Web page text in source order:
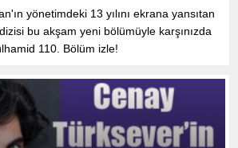
yönetimdeki 13 yılını ekrana yansıtan
bu akşam yeni bölümüyle karşınızda
110. Bölüm izle!